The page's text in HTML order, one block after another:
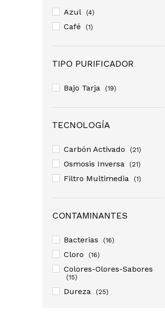
Azul (4)
Café (1)
TIPO PURIFICADOR
Bajo Tarja (19)
TECNOLOGÍA
Carbón Activado (21)
Osmosis Inversa (21)
Filtro Multimedia (1)
CONTAMINANTES
Bacterias (16)
Cloro (16)
Colores-Olores-Sabores
(15)
Dureza (25)